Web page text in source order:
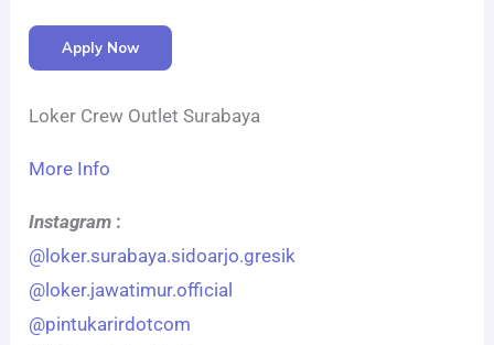
Apply Now
Loker Crew Outlet Surabaya
More Info
Instagram :
@loker.surabaya.sidoarjo.gresik
@loker.jawatimur.official
@pintukarirdotcom